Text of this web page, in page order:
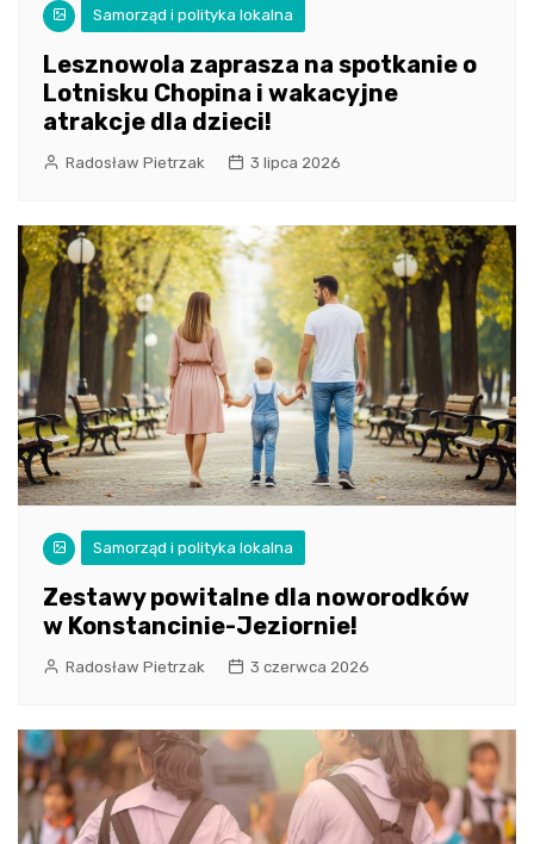
Samorząd i polityka lokalna
Lesznowola zaprasza na spotkanie o
Lotnisku Chopina i wakacyjne
atrakcje dla dzieci!
Radosław Pietrzak 3 lipca 2026
Samorząd i polityka lokalna
Zestawy powitalne dla noworodków
w Konstancinie-Jeziornie!
Radosław Pietrzak 3 czerwca 2026